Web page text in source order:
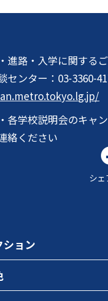
進路・入学に関する
センター： 03-3360-
各学校説明会のキャン
絡ください
シェ
ョン